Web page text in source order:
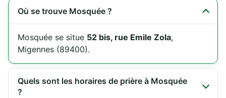
Où se trouve Mosquée ?
Mosquée se situe 52 bis, rue Emile Zola,
Migennes (89400).
Quels sont les horaires de prière à Mosquée
?